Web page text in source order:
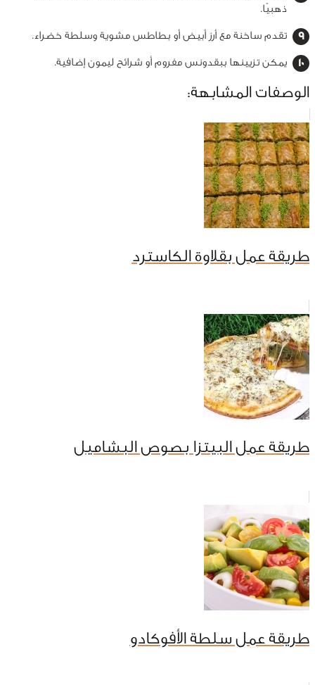
ذهبيًا.
تقدم ساخنة مع أرز أبيض أو بطاطس مشوية وسلطة خضراء.
يمكن تزيينها ببقدونس مفروم أو شرائح ليمون إضافية.
الوصفات المشابهة:
طريقة عمل بقلاوة الكاسترد
طريقة عمل البيتزا بصوص البشاميل
طريقة عمل سلطة الأفوكادو